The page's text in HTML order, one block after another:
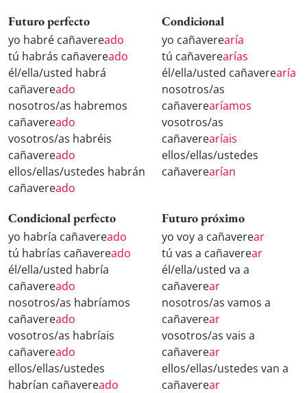
Futuro perfecto
yo habré cañavereado
tú habrás cañavereado
él/ella/usted habrá
cañavereado
nosotros/as habremos
cañavereado
vosotros/as habréis
cañavereado
ellos/ellas/ustedes habrán
cañavereado
Condicional
yo cañaverearía
tú cañaverearías
él/ella/usted cañaverearía
nosotros/as
cañaverearíamos
vosotros/as
cañaverearíais
ellos/ellas/ustedes
cañaverearían
Condicional perfecto
yo habría cañavereado
tú habrías cañavereado
él/ella/usted habría
cañavereado
nosotros/as habríamos
cañavereado
vosotros/as habríais
cañavereado
ellos/ellas/ustedes
habrían cañavereado
Futuro próximo
yo voy a cañaverear
tú vas a cañaverear
él/ella/usted va a
cañaverear
nosotros/as vamos a
cañaverear
vosotros/as vais a
cañaverear
ellos/ellas/ustedes van a
cañaverear